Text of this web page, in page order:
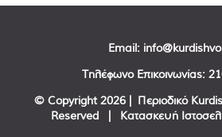
Email:
Τηλέφωνο Επικοινωνίας:
© Copyright 2026 | Περιοδικό
Reserved | Κατασκευή